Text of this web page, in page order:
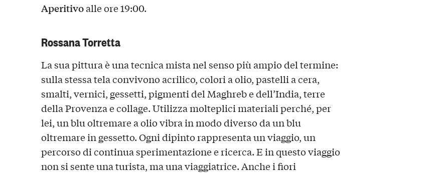
Aperitivoalle ore 19:00.
Rossana Torretta
La sua pittura è una tecnica mista nel senso più ampio del termine:
sulla stessa tela convivono acrilico, colori a olio, pastelli a cera,
smalti, vernici, gessetti, pigmenti del Maghreb e dell’India, terre
della Provenza e collage. Utilizza molteplici materiali perché, per
lei, un blu oltremare a olio vibra in modo diverso da un blu
oltremare in gessetto. Ogni dipinto rappresenta un viaggio, un
percorso di continua sperimentazione e ricerca. E in questo viaggio
non si sente una turista, ma una viaggiatrice. Anche i fiori